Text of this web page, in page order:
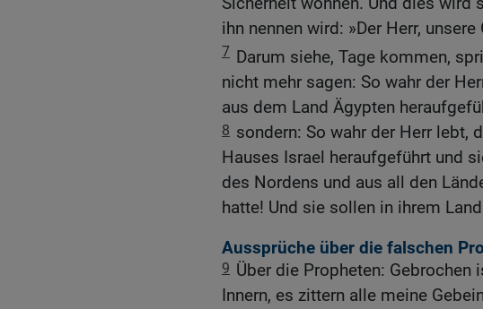
ihn nennen wird: »Der Herr,
7 Darum siehe, Tage kommen,
nicht mehr sagen: So wahr der
aus dem Land Ägypten
8 sondern: So wahr der Herr lebt,
Hauses Israel heraufgeführt und
des Nordens und aus all den
hatte! Und sie sollen in ihrem
Aussprüche über die falschen
9 Über die Propheten: Gebrochen
Innern, es zittern alle meine